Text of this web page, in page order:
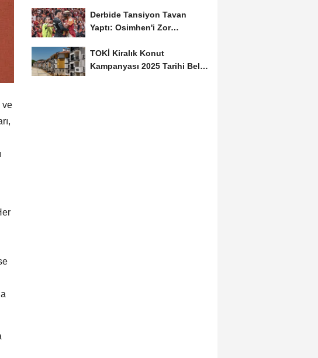
ve
Derbide Tansiyon Tavan
Yaptı: Osimhen'i Zor
TOKİ Kiralık Konut
Kampanyası 2025 Tarihi Belli